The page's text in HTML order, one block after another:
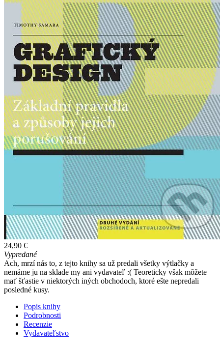
24,90 €
Vypredané
Ach, mrzí nás to, z tejto knihy sa už predali všetky výtlačky a
nemáme ju na sklade my ani vydavateľ :( Teoreticky však môžete
mať šťastie v niektorých iných obchodoch, ktoré ešte nepredali
posledné kusy.
Popis knihy
Podrobnosti
Recenzie
Vydavateľstvo